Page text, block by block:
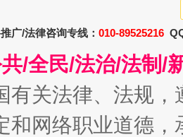
广/法律咨询专线： 010-89525216
/全民/法治/法制/
有关法律、法规
和网络职业道德